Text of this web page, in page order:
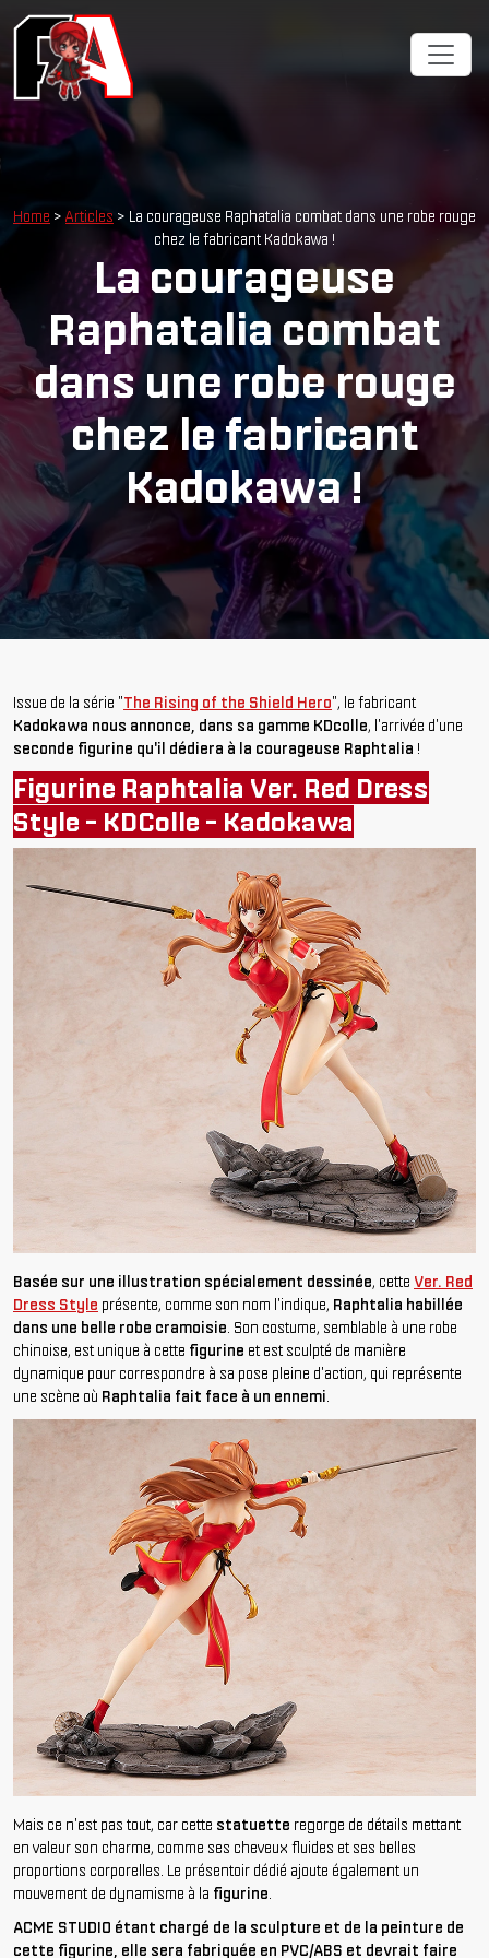
Home > Articles > La courageuse Raphatalia combat dans une robe rouge
chez le fabricant Kadokawa !
La courageuse
Raphatalia combat
dans une robe rouge
chez le fabricant
Kadokawa !
Issue de la série "The Rising of the Shield Hero", le fabricant
Kadokawa nous annonce, dans sa gamme KDcolle, l'arrivée d'une
seconde figurine qu'il dédiera à la courageuse Raphtalia !
Figurine Raphtalia Ver. Red Dress
Style - KDColle - Kadokawa
Basée sur une illustration spécialement dessinée, cette Ver. Red
Dress Style présente, comme son nom l'indique, Raphtalia habillée
dans une belle robe cramoisie. Son costume, semblable à une robe
chinoise, est unique à cette figurine et est sculpté de manière
dynamique pour correspondre à sa pose pleine d'action, qui représente
une scène où Raphtalia fait face à un ennemi.
Mais ce n'est pas tout, car cette statuette regorge de détails mettant
en valeur son charme, comme ses cheveux fluides et ses belles
proportions corporelles. Le présentoir dédié ajoute également un
mouvement de dynamisme à la figurine
ACME STUDIO étant chargé de la sculpture et de la peinture de
cette figurine, elle sera fabriquée en PVC/ABS et devrait faire